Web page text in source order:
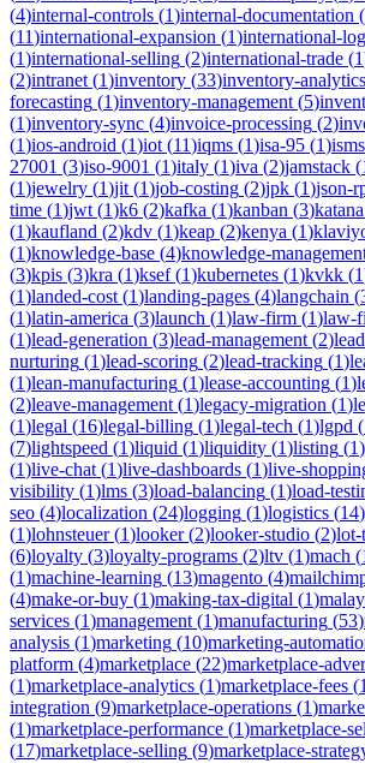
(4)internal-controls (1)internal-documentation (
(11)international-expansion (1)international-
(1)international-selling (2)international-trade (1
(2)intranet (1)inventory (33)inventory-analytics
forecasting (1)inventory-management (5)
(1)inventory-sync (4)invoice-processing (2)
(1)ios-android (1)iot (11)iqms (1)isa-95 (1)isms
27001 (3)iso-9001 (1)italy (1)iva (2)jamstack (
(1)jewelry (1)jit (1)job-costing (2)jpk (1)json-
time (1)jwt (1)k6 (2)kafka (1)kanban (3)katana
(1)kaufland (2)kdv (1)keap (2)kenya (1)
(1)knowledge-base (4)knowledge-
(3)kpis (3)kra (1)ksef(1)kubernetes (1)kvkk (1
(1)landed-cost (1)landing-pages (4)langchain (
(1)latin-america (3)launch (1)law-firm (1)law-
(1)lead-generation (3)lead-management (2)
nurturing (1)lead-scoring (2)lead-tracking (1)
(1)lean-manufacturing (1)lease-accounting (1)
(2)leave-management (1)legacy-migration (1)
(1)legal (16)legal-billing (1)legal-tech (1)lgpd (
(7)lightspeed (1)liquid (1)liquidity (1)listing (1)
(1)live-chat (1)live-dashboards (1)live-
visibility (1)lms (3)load-balancing (1)load-
seo (4)localization (24)logging (1)logistics (14)
(1)lohnsteuer(1)looker(2)looker-studio (2)lot-
(6)loyalty (3)loyalty-programs (2)ltv (1)mach (
(1)machine-learning (13)magento (4)
(4)make-or-buy (1)making-tax-digital (1)
services (1)management (1)manufacturing (53)
analysis (1)marketing (10)marketing-
platform (4)marketplace (22)marketplace-
(1)marketplace-analytics (1)marketplace-fees (1
integration (9)marketplace-operations (1)
(1)marketplace-performance (1)marketplace-
(17)marketplace-selling (9)marketplace-